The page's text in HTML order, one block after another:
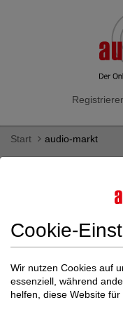
Start audio-markt
gebraucht &
Hier finden Sie
Signature als Neu- und
Cookie-
Wir nutzen Cookies auf
essenziell, während
helfen, diese Website